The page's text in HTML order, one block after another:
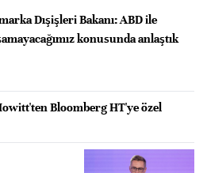
Dışişleri Bakanı: ABD ile
konusunda anlaştık
Bloomberg HT'ye özel